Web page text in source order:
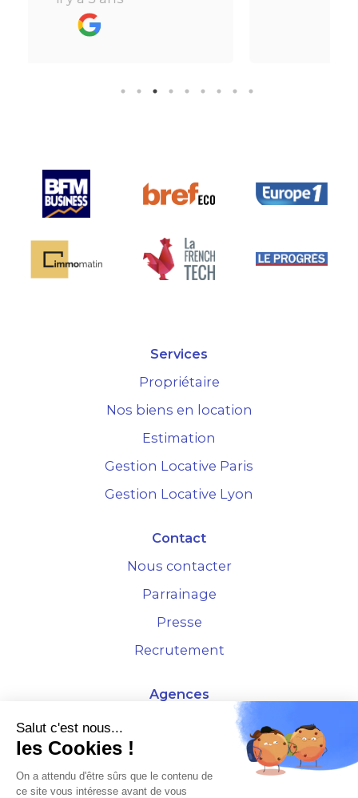
perdre l’aspect humain ce qui est
vraiment bien ! Je recommande
Services
Propriétaire
Nos biens en location
Estimation
Gestion Locative Paris
Gestion Locative Lyon
Contact
Nous contacter
Parrainage
Presse
Recrutement
Agences
4 Rue de la Bourse - 69001 Lyon
10 rue d'Austerlitz - 75012 Paris
Salut c'est nous...
les Cookies !
On a attendu d'être sûrs que le contenu de
ce site vous intéresse avant de vous